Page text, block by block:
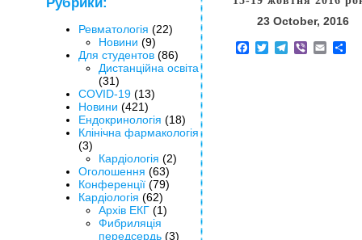
Ревматологія (22)
Новини (9)
Для студентов (86)
Дистанційна освіта
(31)
COVID-19 (13)
Новини (421)
Ендокринологія (18)
Клінічна фармакологія
(3)
Кардіологія (2)
Оголошення (63)
Конференції (79)
Кардіологія (62)
Архів ЕКГ (1)
Фибриляція
передсердь (3)
23 October, 2016
Facebook
TwitterTelegram
ViberEmail